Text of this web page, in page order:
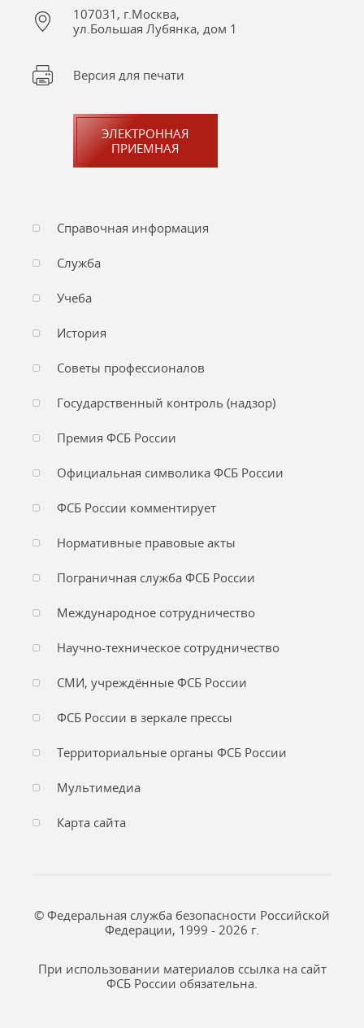
107031, г.Москва,
ул.Большая Лубянка, дом 1
Версия для печати
ЭЛЕКТРОННАЯ
ПРИЕМНАЯ
Справочная информация
Служба
Учеба
История
Советы профессионалов
Государственный контроль (надзор)
Премия ФСБ России
Официальная символика ФСБ России
ФСБ России комментирует
Нормативные правовые акты
Пограничная служба ФСБ России
Международное сотрудничество
Научно-техническое сотрудничество
СМИ, учреждённые ФСБ России
ФСБ России в зеркале прессы
Территориальные органы ФСБ России
Мультимедиа
Карта сайта
© Федеральная служба безопасности Российской
Федерации, 1999 - 2026 г.
При использовании материалов ссылка на сайт
ФСБ России обязательна.